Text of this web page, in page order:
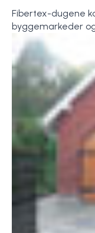
Fibertex-dugene
byggemarkeder